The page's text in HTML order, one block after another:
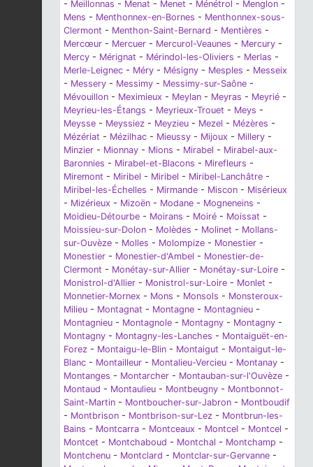
- Meillonnas - Menat - Menet - Ménétrol - Menglon -
Mens - Menthonnex-en-Bornes - Menthonnex-sous-
Clermont - Menthon-Saint-Bernard - Mentières -
Mercœur - Mercuer - Mercurol-Veaunes - Mercury -
Mercy - Mérignat - Mérindol-les-Oliviers - Merlas -
Merle-Leignec - Méry - Mésigny - Mesples - Messeix
- Messery - Messimy - Messimy-sur-Saône -
Mévouillon - Meximieux - Meylan - Meyras - Meyrié -
Meyrieu-les-Étangs - Meyrieux-Trouet - Meys -
Meysse - Meyssiez - Meyzieu - Mezel - Mézères -
Mézériat - Mézilhac - Mieussy - Mijoux - Millery -
Minzier - Mionnay - Mions - Mirabel - Mirabel-aux-
Baronnies - Mirabel-et-Blacons - Mirefleurs -
Miremont - Miribel - Miribel - Miribel-Lanchâtre -
Miribel-les-Échelles - Mirmande - Miscon - Misérieux
- Mizérieux - Mizoën - Modane - Mogneneins -
Moidieu-Détourbe - Moirans - Moiré - Moissat -
Moissieu-sur-Dolon - Molèdes - Molinet - Mollans-
sur-Ouvèze - Molles - Molompize - Monestier -
Monestier - Monestier-d'Ambel - Monestier-de-
Clermont - Monétay-sur-Allier - Monétay-sur-Loire -
Monistrol-d'Allier - Monistrol-sur-Loire - Monlet -
Monnetier-Mornex - Mons - Monsols - Monsteroux-
Milieu - Montagnat - Montagne - Montagnieu -
Montagnieu - Montagnole - Montagny - Montagny -
Montagny - Montagny-les-Lanches - Montaiguët-en-
Forez - Montaigu-le-Blin - Montaigut - Montaigut-le-
Blanc - Montailleur - Montalieu-Vercieu - Montanay -
Montanges - Montarcher - Montauban-sur-l'Ouvèze -
Montaud - Montaulieu - Montbeugny - Montbonnot-
Saint-Martin - Montboucher-sur-Jabron - Montboudif
- Montbrison - Montbrison-sur-Lez - Montbrun-les-
Bains - Montcarra - Montceaux - Montcel - Montcel -
Montcet - Montchaboud - Montchal - Montchamp -
Montchenu - Montclard - Montclar-sur-Gervanne -